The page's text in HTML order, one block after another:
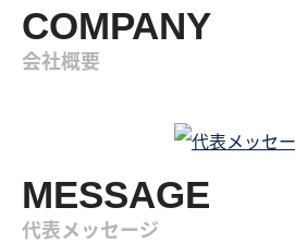
COMPANY
会社概要
MESSAGE
代表メッセージ